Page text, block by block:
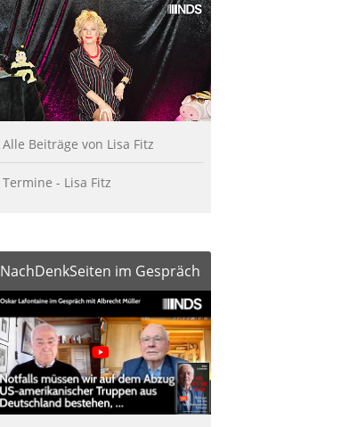
Alle Beiträge von Lisa Fitz
Termine - Lisa Fitz
NachDenkSeiten im Gespräch